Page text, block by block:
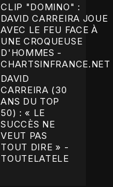
CLIP "DOMINO" :
DAVID CARREIRA JOUE
AVEC LE FEU FACE À
UNE CROQUEUSE
D'HOMMES -
CHARTSINFRANCE.NET
DAVID
CARREIRA (30
ANS DU TOP
50) : « LE
SUCCÈS NE
VEUT PAS
TOUT DIRE » -
TOUTELATELE